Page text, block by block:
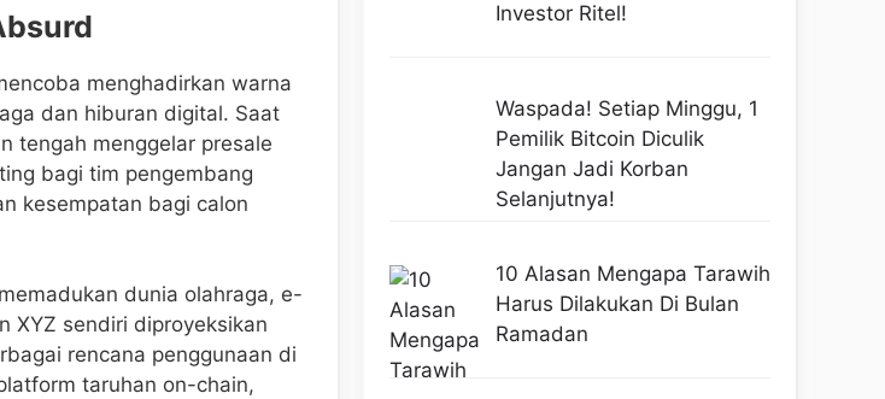
menghadirkan warna
dan hiburan digital. Saat
tengah menggelar presale
bagi tim pengembang
kesempatan bagi calon
dunia olahraga, e-
XYZ sendiri diproyeksikan
rencana penggunaan di
taruhan on-chain,
Investor Ritel!
Waspada! Setiap Minggu, 1
Pemilik Bitcoin Diculik
Jangan Jadi Korban
Selanjutnya!
10 Alasan Mengapa Tarawih
Harus Dilakukan Di Bulan
Ramadan